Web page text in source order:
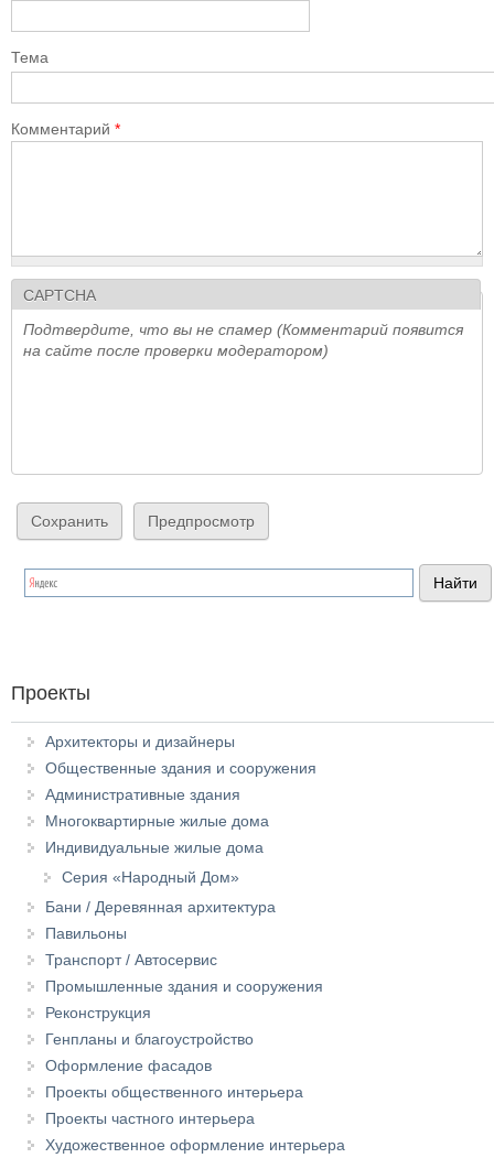
Тема
Комментарий *
CAPTCHA
Подтвердите, что вы не спамер (Комментарий появится
на сайте после проверки модератором)
Проекты
Архитекторы и дизайнеры
Общественные здания и сооружения
Административные здания
Многоквартирные жилые дома
Индивидуальные жилые дома
Серия «Народный Дом»
Бани / Деревянная архитектура
Павильоны
Транспорт / Автосервис
Промышленные здания и сооружения
Реконструкция
Генпланы и благоустройство
Оформление фасадов
Проекты общественного интерьера
Проекты частного интерьера
Художественное оформление интерьера